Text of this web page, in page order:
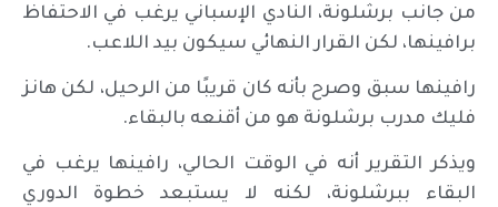
من جانب برشلونة، النادي الإسباني يرغب في الاحتفاظ
برافينها، لكن القرار النهائي سيكون بيد اللاعب.
رافينها سبق وصرح بأنه كان قريبًا من الرحيل، لكن هانز
فليك مدرب برشلونة هو من أقنعه بالبقاء.
ويذكر التقرير أنه في الوقت الحالي، رافينها يرغب في
البقاء ببرشلونة، لكنه لا يستبعد خطوة الدوري